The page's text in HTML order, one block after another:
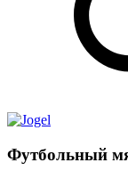
Футбольный